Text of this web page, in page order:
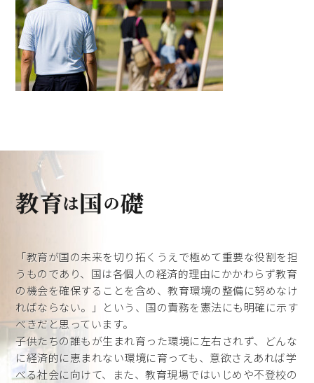
「教育が国の未来を切り拓くうえで極めて重要な役割を担
うものであり、国は各個人の経済的理由にかかわらず教育
の機会を確保することを含め、教育環境の整備に努めなけ
ればならない。」という、国の責務を憲法にも明確に示す
べきだと思っています。
子供たちの誰もが生まれ育った環境に左右されず、どんな
に経済的に恵まれない環境に育っても、意欲さえあれば学
べる社会に向けて、また、教育現場ではいじめや不登校の